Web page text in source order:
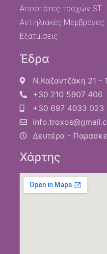
Αποστάτες τροχών ST
Αντιηλιακές Μεμβράνες
Εξατμίσεις
Έδρα
Ν.Καζαντζάκη 21 -
+30 210 5907 406
+30 697 4033 023
Δευτέρα -
Χάρτης